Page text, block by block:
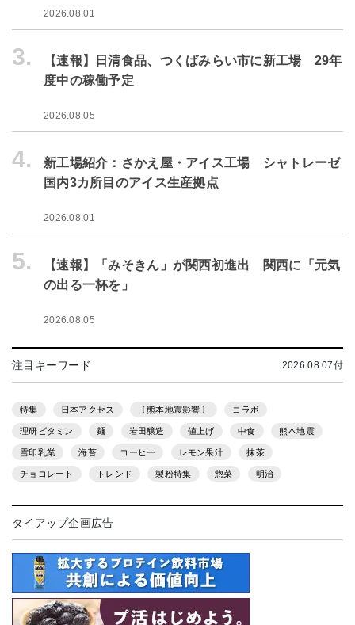
2026.08.01
3.
【速報】日清食品、つくばみらい市に新工場 29年
度中の稼働予定
2026.08.05
4.
新工場紹介：さかえ屋・アイス工場 シャトレーゼ
国内3カ所目のアイス生産拠点
2026.08.01
5.
【速報】「みそきん」が関西初進出 関西に「元気
の出る一杯を」
2026.08.05
注目キーワード 2026.08.07付
特集 日本アクセス 〔熊本地震影響〕 コラボ
理研ビタミン 麺 岩田醸造 値上げ 中食 熊本地震
雪印乳業 海苔 コーヒー レモン果汁 抹茶
チョコレート トレンド 製粉特集 惣菜 明治
タイアップ企画広告